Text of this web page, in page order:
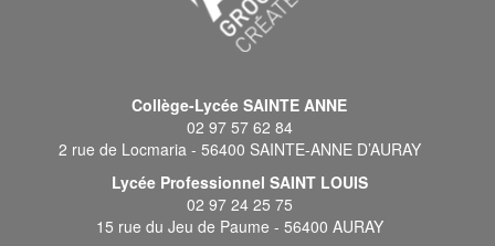
Collège-Lycée SAINTE ANNE
02 97 57 62 84
2 rue de Locmaria - 56400 SAINTE-ANNE D’AURAY
Lycée Professionnel SAINT LOUIS
02 97 24 25 75
15 rue du Jeu de Paume - 56400 AURAY